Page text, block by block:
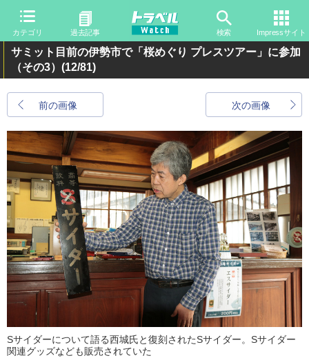
カテゴリ 過去記事 検索 Impressサイト
サミット目前の伊勢市で「桜めぐり プレスツアー」に参加
（その3） (12/81)
前の画像 次の画像
Sサイダーについて語る西城氏と復刻されたSサイダー。Sサイダー
関連グッズなども販売されていた